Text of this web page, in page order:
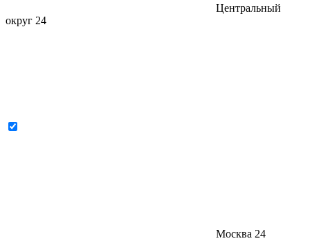
Центральный
округ 24
Москва 24